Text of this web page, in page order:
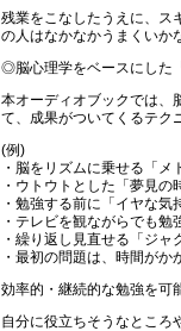
残業をこなしたうえに、ス
の人はなかなかうまくいか
◎脳心理学をベースにした
本オーディオブックでは、
て、成果がついてくるテク
(例)
・脳をリズムに乗せる「メ
・ウトウトとした「夢見の
・勉強する前に「イヤな気
・テレビを観ながらでも勉
・繰り返し見直せる「ジャ
・最初の問題は、時間が
効率的・継続的な勉強を可
自分に役立ちそうなところ